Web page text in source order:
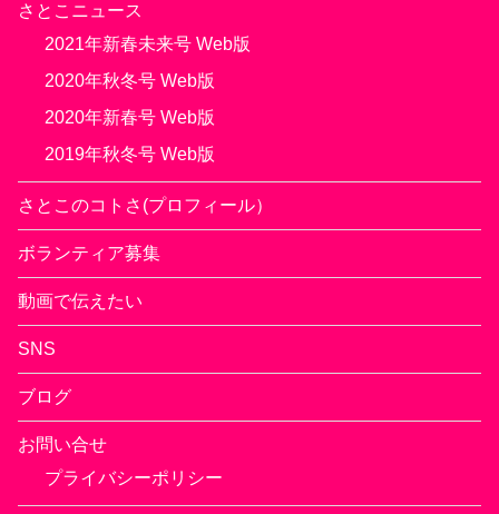
さとこニュース
2021年新春未来号 Web版
2020年秋冬号 Web版
2020年新春号 Web版
2019年秋冬号 Web版
さとこのコトさ(プロフィール）
ボランティア募集
動画で伝えたい
SNS
ブログ
お問い合せ
プライバシーポリシー